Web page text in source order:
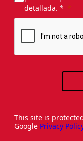
detallada. *
This site is
Google Privacy